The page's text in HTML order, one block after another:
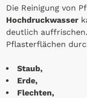
Die Reinigung von
Hochdruckwasser
deutlich
Pflasterflächen
Staub,
Erde,
Flechten,